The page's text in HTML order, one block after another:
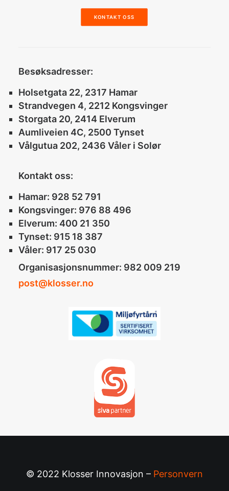
KONTAKT OSS
Besøksadresser:
Holsetgata 22, 2317 Hamar
Strandvegen 4, 2212 Kongsvinger
Storgata 20, 2414 Elverum
Aumliveien 4C, 2500 Tynset
Vålgutua 202, 2436 Våler i Solør
Kontakt oss:
Hamar: 928 52 791
Kongsvinger: 976 88 496
Elverum: 400 21 350
Tynset: 915 18 387
Våler: 917 25 030
Organisasjonsnummer: 982 009 219
post@klosser.no
© 2022 Klosser Innovasjon – Personvern